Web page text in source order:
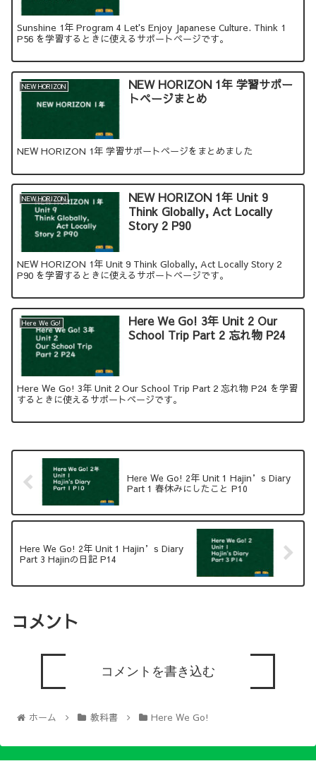
Sunshine 1年 Program 4 Let's Enjoy Japanese Culture. Think 1
P56 を学習するときに使えるサポートページです。
NEW HORIZON
NEW HORIZON 1年 学習サポー
トページまとめ
NEW HORIZON 1年 学習サポートページをまとめました
NEW HORIZON
NEW HORIZON 1年 Unit 9
Think Globally, Act Locally
Story 2 P90
NEW HORIZON 1年 Unit 9 Think Globally, Act Locally Story 2
P90 を学習するときに使えるサポートページです。
Here We Go!
Here We Go! 3年 Unit 2 Our
School Trip Part 2 忘れ物 P24
Here We Go! 3年 Unit 2 Our School Trip Part 2 忘れ物 P24 を学習
するときに使えるサポートページです。
Here We Go! 2年 Unit 1 Hajin’s Diary
Part 1 春休みにしたこと P10
Here We Go! 2年 Unit 1 Hajin’s Diary
Part 3 Hajinの日記 P14
コメント
コメントを書き込む
ホーム 教科書 Here We Go!